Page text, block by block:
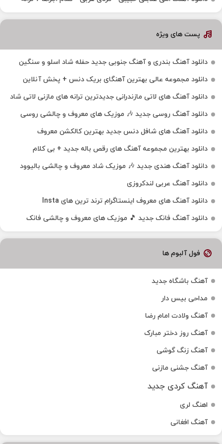
پست های ویژه
دانلود آهنگ بندری و آهنگ جنوبی جدید حفله شاد اسلو و سنگین
دانلود مجموعه عالی بهترین آهنگای بریک دنس + پخش آنلاین
دانلود آهنگ‌ های لاتی مازندرانی جدیدترین ترانه های مازنی لاتی شاد
دانلود آهنگ روسی جدید 🎶 موزیک‌ های معروف و چالشی روسی
دانلود آهنگ های شافل دنس جدید بهترین کالکشن معروف
دانلود بهترین مجموعه آهنگ های رقص باله جدید + بی کلام
دانلود آهنگ هندی جدید 🎶 موزیک شاد معروف و چالشی بالیوود
دانلود آهنگ عربی لندکروزی
دانلود آهنگ‌ های معروف اینستاگرام ترند ترین های Insta
دانلود آهنگ فانک جدید 🎵 موزیک‌ های معروف و چالشی فانک
فول آلبوم ها
آهنگ باشگاه جدید
مداحی بیس دار
آهنگ ولادت امام رضا
آهنگ روز دختر مبارک
آهنگ زنگ گوشی
آهنگ جشنی مازنی
آهنگ کردی جدید
اهنگ لری
آهنگ افغانی